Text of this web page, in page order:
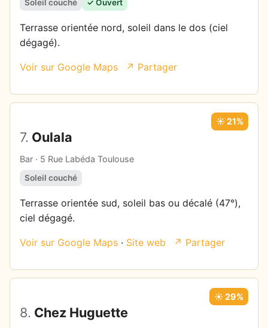
Soleil couché ✓ Ouvert
Terrasse orientée nord, soleil dans le dos (ciel
dégagé).
Voir sur Google Maps ↗ Partager
7. Oulala
Bar · 5 Rue Labéda Toulouse
☀️ 21%
Soleil couché
Terrasse orientée sud, soleil bas ou décalé (47°),
ciel dégagé.
Voir sur Google Maps · Site web ↗ Partager
8. Chez Huguette
☀️ 29%